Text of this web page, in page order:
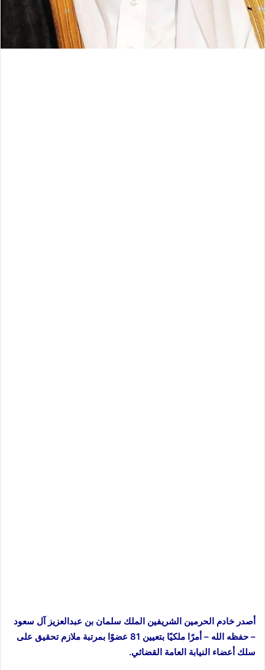
أصدر خادم الحرمين الشريفين الملك سلمان بن عبدالعزيز آل سعود
– حفظه الله – أمرًا ملكيًا بتعيين 81 عضوًا بمرتبة ملازم تحقيق على
سلك أعضاء النيابة العامة القضائي.